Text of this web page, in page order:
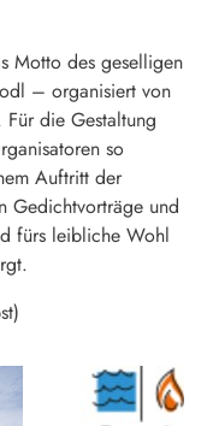
Motto des geselligen
– organisiert von
die Gestaltung
so
Auftritt der
Gedichtvorträge und
fürs leibliche Wohl